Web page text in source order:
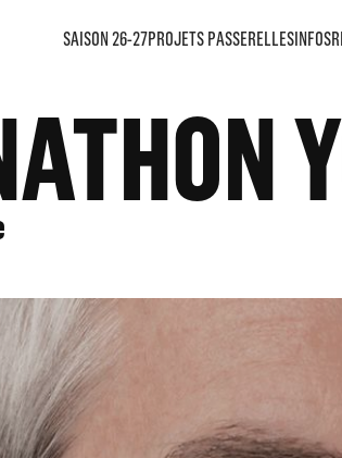
SAISON 26-27PROJETS PASSERELLESINFOS